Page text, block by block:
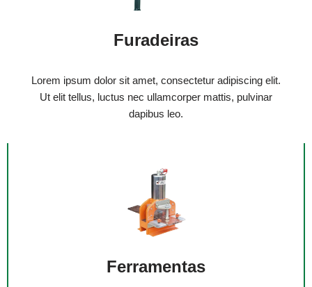
Furadeiras
Lorem ipsum dolor sit amet, consectetur adipiscing elit.
Ut elit tellus, luctus nec ullamcorper mattis, pulvinar
dapibus leo.
Ferramentas